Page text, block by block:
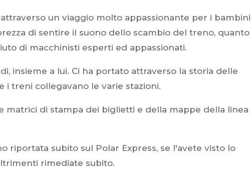
un viaggio molto appassionante per i
di sentire il suono dello scambio del treno, quanto
di macchinisti esperti ed appassionati.
insieme a lui. Ci ha portato attraverso la storia delle
i treni collegavano le varie stazioni.
matrici di stampa dei biglietti e della mappe della linea
riportata subito sul Polar Express, se l'avete visto lo
rimediate subito.